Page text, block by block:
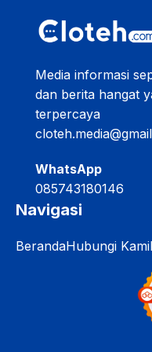
Media informasi
dan berita hangat
terpercaya
WhatsApp
085743180146
Navigasi
BerandaHubungi Kami